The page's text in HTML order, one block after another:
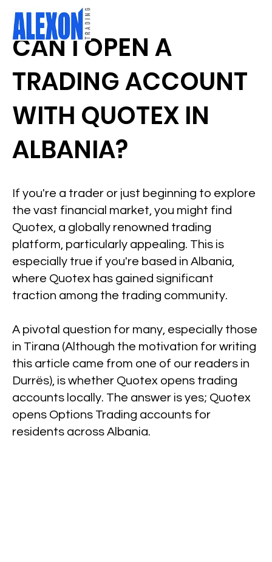
CAN I OPEN A
TRADING ACCOUNT
WITH QUOTEX IN
ALBANIA?
If you're a trader or just beginning to explore
the vast financial market, you might find
Quotex, a globally renowned trading
platform, particularly appealing. This is
especially true if you're based in Albania,
where Quotex has gained significant
traction among the trading community.
A pivotal question for many, especially those
in Tirana (Although the motivation for writing
this article came from one of our readers in
Durrës), is whether Quotex opens trading
accounts locally. The answer is yes; Quotex
opens Options Trading accounts for
residents across Albania.